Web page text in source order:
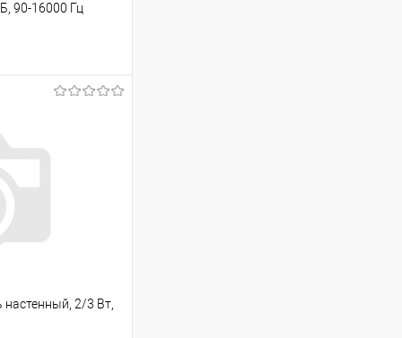
90-16000 Гц
К сравнению
Под заказ
настенный, 2/3 Вт,